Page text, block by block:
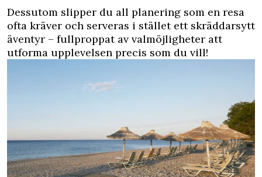
Dessutom slipper du all planering som en resa
ofta kräver och serveras i stället ett skräddarsytt
äventyr – fullproppat av valmöjligheter att
utforma upplevelsen precis som du vill!